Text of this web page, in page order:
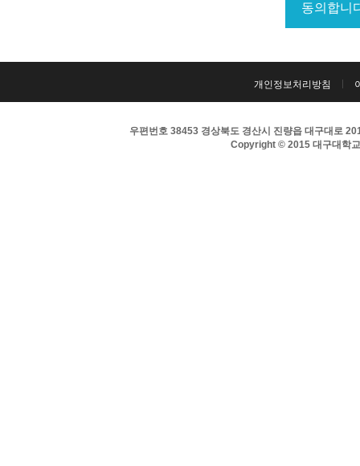
개인정보처리방침
우편번호 38453 경상북도 경산시 진량읍 대구대로
Copyright © 2015 대구대학